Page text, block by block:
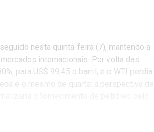
nesta quinta-feira (7), mantendo a
internacionais. Por volta das
para US$ 99,45 o barril, e o WTI perdia
é o mesmo de quarta: a perspectiva de